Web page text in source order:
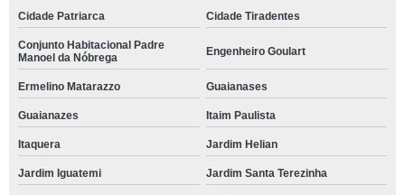
Cidade Patriarca Cidade Tiradentes
Conjunto Habitacional Padre
Manoel da Nóbrega
Engenheiro Goulart
Ermelino Matarazzo Guaianases
Guaianazes Itaim Paulista
Itaquera Jardim Helian
Jardim Iguatemi Jardim Santa Terezinha